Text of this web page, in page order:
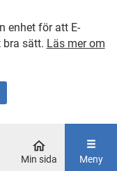
enhet för att E-
sätt. Läs mer om
GÅ DIREKT TILL
Min sida Meny